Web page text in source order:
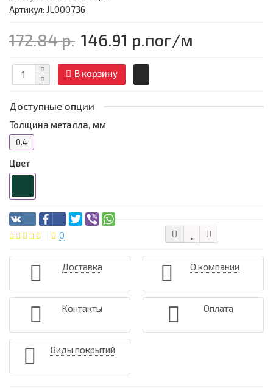
Артикул: JL000736
172.84 р. 146.91 р.пог/м
В корзину
Доступные опции
Толщина металла, мм
0.4
Цвет
0
Доставка О компании
Контакты Оплата
Виды покрытий